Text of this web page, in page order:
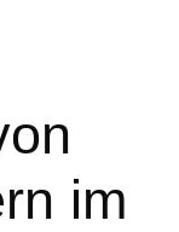
im